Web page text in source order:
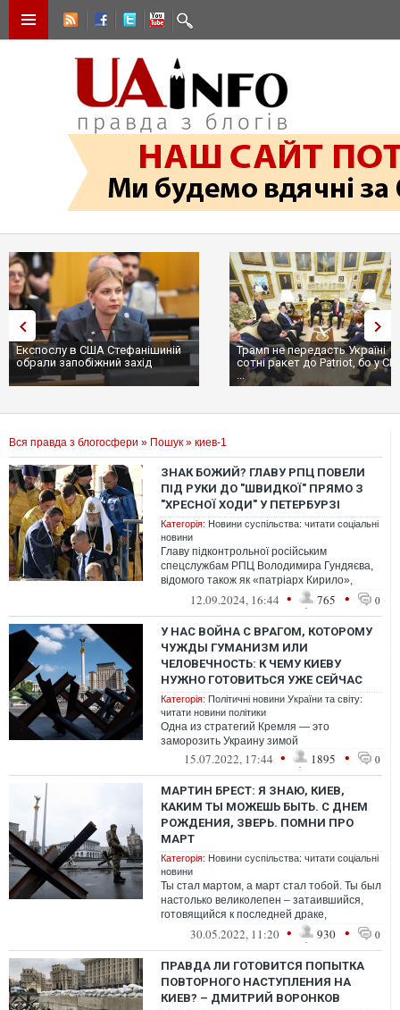
Експослу в США Стефанішиній
обрали запобіжний захід
Трамп не передасть Україні
сотні ракет до Patriot, бо у
...
Вся правда з блогосфери » Пошук » киев-1
ЗНАК БОЖИЙ? ГЛАВУ РПЦ ПОВЕЛИ
ПІД РУКИ ДО "ШВИДКОЇ" ПРЯМО З
"ХРЕСНОЇ ХОДИ" У ПЕТЕРБУРЗІ
Категорія: Новини суспільства: читати соціальні
новини
Главу підконтрольної російським
спецслужбам РПЦ Володимира Гундяєва,
відомого також як «патріарх Кирило»,
повели до машини швидкої допомоги
12.09.2024, 16:44 • 765 • 0
У НАС ВОЙНА С ВРАГОМ, КОТОРОМУ
ЧУЖДЫ ГУМАНИЗМ ИЛИ
ЧЕЛОВЕЧНОСТЬ: К ЧЕМУ КИЕВУ
НУЖНО ГОТОВИТЬСЯ УЖЕ СЕЙЧАС
Категорія: Політичні новини України та світу:
читати новини політики
Одна из стратегий Кремля — это
заморозить Украину зимой
15.07.2022, 17:44 • 1895 • 0
МАРТИН БРЕСТ: Я ЗНАЮ, КИЕВ,
КАКИМ ТЫ МОЖЕШЬ БЫТЬ. С ДНЕМ
РОЖДЕНИЯ, ЗВЕРЬ. ПОМНИ ПРО
МАРТ
Категорія: Новини суспільства: читати соціальні
новини
Ты стал мартом, а март стал тобой. Ты был
настолько великолепен – затаившийся,
готовящийся к последней драке,
выпускающий на околицы зубы в пикселе,
30.05.2022, 11:20 • 930 • 0
ПРАВДА ЛИ ГОТОВИТСЯ ПОПЫТКА
ПОВТОРНОГО НАСТУПЛЕНИЯ НА
КИЕВ? – ДМИТРИЙ ВОРОНКОВ